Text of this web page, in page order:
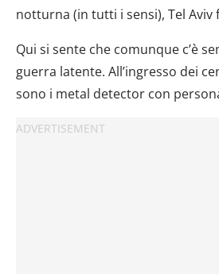
notturna (in tutti i sensi), Tel Aviv
Qui si sente che comunque c’è
guerra latente. All’ingresso dei
sono i metal detector con